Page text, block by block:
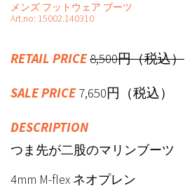
メンズ フットウェア ブーツ
Art.no: 15002.140310
RETAIL PRICE8,500円（税込）
SALE PRICE7,650円（税込）
DESCRIPTION
つま先が二股のマリンブーツ
4mm M-flex ネオプレン